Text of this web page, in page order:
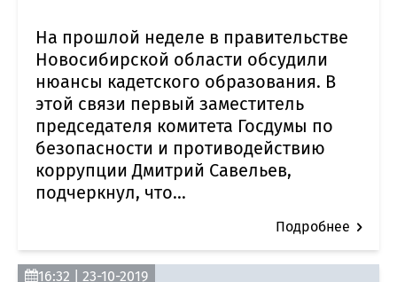
На прошлой неделе в правительстве
Новосибирской области обсудили
нюансы кадетского образования. В
этой связи первый заместитель
председателя комитета Госдумы по
безопасности и противодействию
коррупции Дмитрий Савельев,
подчеркнул, что...
Подробнее
16:32 | 23-10-2019